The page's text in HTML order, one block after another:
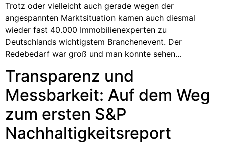
Trotz oder vielleicht auch gerade wegen der
angespannten Marktsituation kamen auch diesmal
wieder fast 40.000 Immobilienexperten zu
Deutschlands wichtigstem Branchenevent. Der
Redebedarf war groß und man konnte sehen…
Transparenz und
Messbarkeit: Auf dem Weg
zum ersten S&P
Nachhaltigkeitsreport